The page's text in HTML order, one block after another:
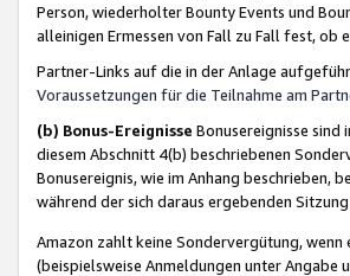
Person, wiederholter Bounty Events und
alleinigen Ermessen von Fall zu Fall fest,
Partner-Links auf die in der Anlage
Voraussetzungen für die Teilnahme am
(b) Bonus-Ereignisse Bonusereignisse sind
diesem Abschnitt 4(b) beschriebenen
Bonusereignis, wie im Anhang beschrieben,
während der sich daraus ergebenden
Amazon zahlt keine Sondervergütung,
(beispielsweise Anmeldungen unter